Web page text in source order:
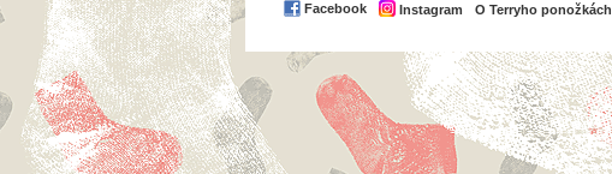
Facebook Instagram O Terryho ponožkách